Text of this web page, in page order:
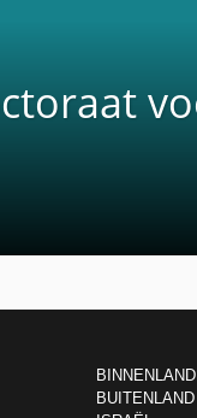
BINNENLAND
BUITENLAND